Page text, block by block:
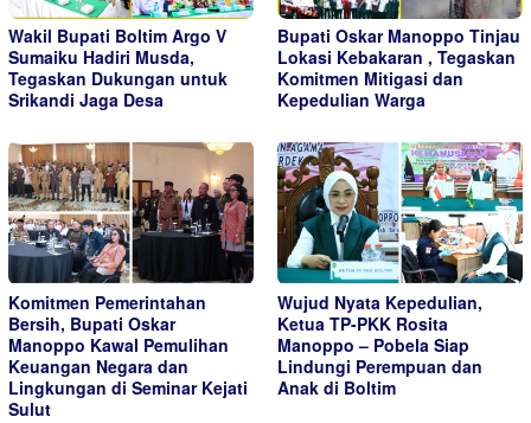
Wakil Bupati Boltim Argo V
Sumaiku Hadiri Musda,
Tegaskan Dukungan untuk
Srikandi Jaga Desa
Bupati Oskar Manoppo Tinjau
Lokasi Kebakaran , Tegaskan
Komitmen Mitigasi dan
Kepedulian Warga
Komitmen Pemerintahan
Bersih, Bupati Oskar
Manoppo Kawal Pemulihan
Keuangan Negara dan
Lingkungan di Seminar Kejati
Sulut
Wujud Nyata Kepedulian,
Ketua TP-PKK Rosita
Manoppo – Pobela Siap
Lindungi Perempuan dan
Anak di Boltim